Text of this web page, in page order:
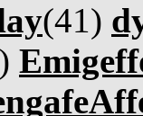
(41)